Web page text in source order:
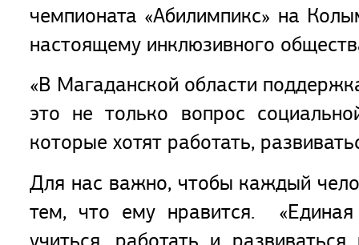
чемпионата «Абилимпикс» на
настоящему инклюзивного
«В Магаданской области
это не только вопрос
которые хотят работать,
Для нас важно, чтобы каждый
тем, что ему нравится.